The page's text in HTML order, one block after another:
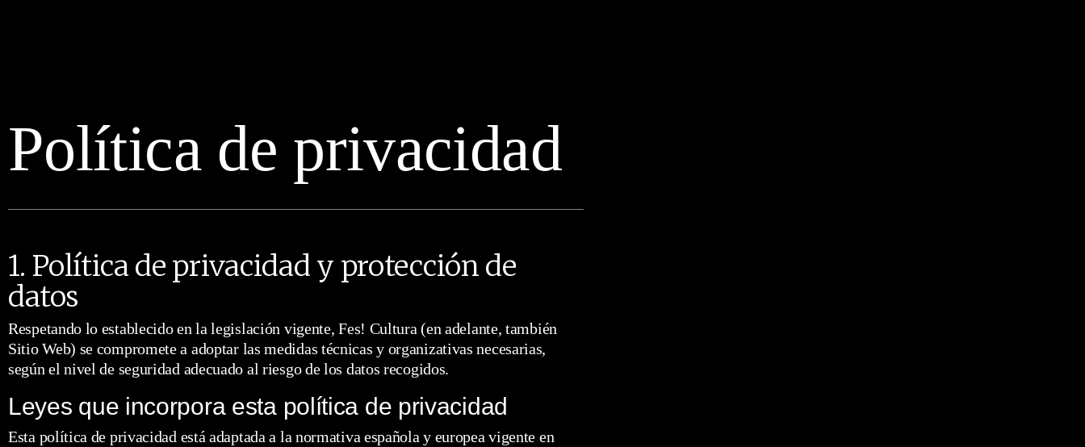
Política de privacidad
1. Política de privacidad y protección de
datos
Respetando lo establecido en la legislación vigente, Fes! Cultura (en adelante, también
Sitio Web) se compromete a adoptar las medidas técnicas y organizativas necesarias,
según el nivel de seguridad adecuado al riesgo de los datos recogidos.
Leyes que incorpora esta política de privacidad
Esta política de privacidad está adaptada a la normativa española y europea vigente en